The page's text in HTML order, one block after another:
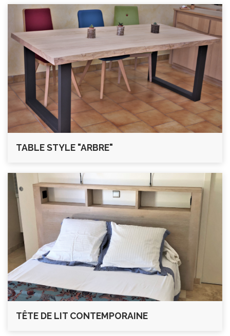
TABLE STYLE "ARBRE"
TÊTE DE LIT CONTEMPORAINE